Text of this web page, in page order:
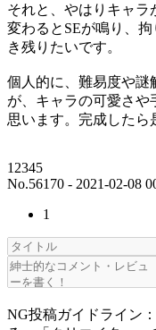
それと、やはりキャ
変わるとSEが鳴り、
き残りたいです。
個人的に、難易度や謎
が、キャラの可愛さや
思います。完成したら
12345
No.56170 - 2021-02-08
1
NG投稿ガイドライン